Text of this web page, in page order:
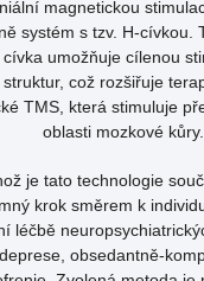
magnetickou
systém s tzv. H-cívkou.
umožňuje cílenou
což rozšiřuje
TMS, která stimuluje
oblasti mozkové kůry.
je tato technologie
krok směrem k
léčbě
obsedantně-